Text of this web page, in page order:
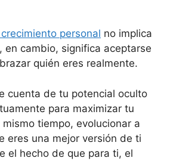
personal no implica
en cambio, significa aceptarse
quién eres realmente.
cuenta de tu potencial oculto
para maximizar tu
tiempo, evolucionar a
eres una mejor versión de ti
el hecho de que para ti, el